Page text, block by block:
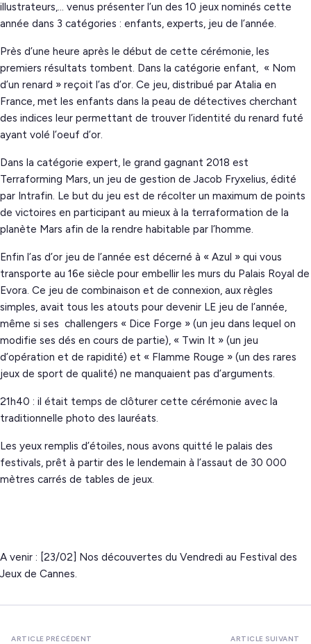
illustrateurs,… venus présenter l’un des 10 jeux nominés cette
année dans 3 catégories : enfants, experts, jeu de l’année.
Près d’une heure après le début de cette cérémonie, les
premiers résultats tombent. Dans la catégorie enfant, « Nom
d’un renard » reçoit l’as d’or. Ce jeu, distribué par Atalia en
France, met les enfants dans la peau de détectives cherchant
des indices leur permettant de trouver l’identité du renard futé
ayant volé l’oeuf d’or.
Dans la catégorie expert, le grand gagnant 2018 est
Terraforming Mars, un jeu de gestion de Jacob Fryxelius, édité
par Intrafin. Le but du jeu est de récolter un maximum de points
de victoires en participant au mieux à la terraformation de la
planète Mars afin de la rendre habitable par l’homme.
Enfin l’as d’or jeu de l’année est décerné à « Azul » qui vous
transporte au 16e siècle pour embellir les murs du Palais Royal de
Evora. Ce jeu de combinaison et de connexion, aux règles
simples, avait tous les atouts pour devenir LE jeu de l’année,
même si ses challengers « Dice Forge » (un jeu dans lequel on
modifie ses dés en cours de partie), « Twin It » (un jeu
d’opération et de rapidité) et « Flamme Rouge » (un des rares
jeux de sport de qualité) ne manquaient pas d’arguments.
21h40 : il était temps de clôturer cette cérémonie avec la
traditionnelle photo des lauréats.
Les yeux remplis d’étoiles, nous avons quitté le palais des
festivals, prêt à partir des le lendemain à l’assaut de 30 000
mètres carrés de tables de jeux.
A venir : [23/02] Nos découvertes du Vendredi au Festival des
Jeux de Cannes.
ARTICLE PRÉCÉDENT ARTICLE SUIVANT